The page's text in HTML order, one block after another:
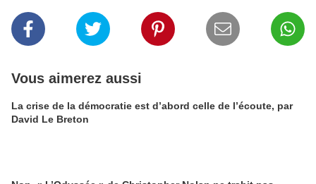
Vous aimerez aussi
La crise de la démocratie est d’abord celle de l’écoute, par
David Le Breton